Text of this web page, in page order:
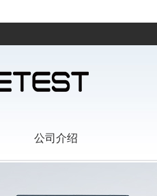
公司介绍